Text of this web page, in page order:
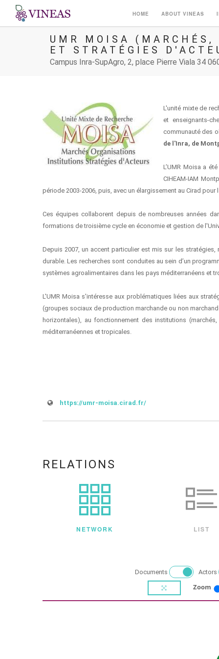
HOME ABOUT VINEAS
UMR MOISA
ET STRATÉGIES
Campus Inra-SupAgro, 2, place Pierre Viala 34
L'unité mixte de
et enseignants-
communauté des
de l'Inra, de
L’UMR Moisa a
CIHEAM-IAM
période 2003-2006, puis, avec un élargissement au Cirad pour
Ces équipes collaborent depuis de nombreuses années
formations de troisième cycle en économie et gestion de
Depuis 2007, un accent particulier est mis sur les
durable. Les recherches sont conduites au sein d’un
systèmes agroalimentaires dans les pays méditerranéens et
L'UMR Moisa s'intéresse aux problématiques liées aux
(groupes sociaux de production marchande ou non
horizontales), au fonctionnement des institutions
méditerranéennes et tropicales.
https://umr-moisa.cirad.fr/
RELATIONS
NETWORK LIST
Documents Actors
Zoom